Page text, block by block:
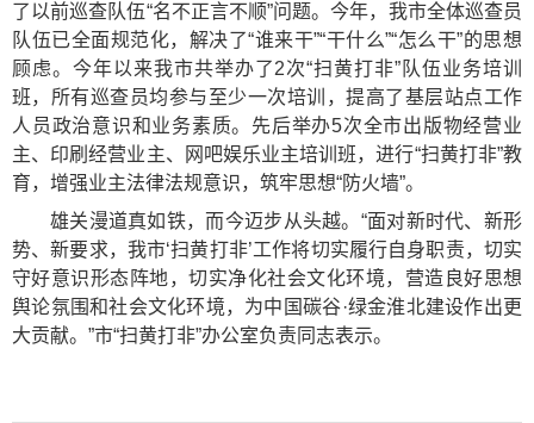
了以前巡查队伍“名不正言不顺”问题。今年，我市全体巡查员
队伍已全面规范化，解决了“谁来干”“干什么”“怎么干”的思想
顾虑。今年以来我市共举办了2次“扫黄打非”队伍业务培训
班，所有巡查员均参与至少一次培训，提高了基层站点工作
人员政治意识和业务素质。先后举办5次全市出版物经营业
主、印刷经营业主、网吧娱乐业主培训班，进行“扫黄打非”教
育，增强业主法律法规意识，筑牢思想“防火墙”。
雄关漫道真如铁，而今迈步从头越。“面对新时代、新形
势、新要求，我市‘扫黄打非’工作将切实履行自身职责，切实
守好意识形态阵地，切实净化社会文化环境，营造良好思想
舆论氛围和社会文化环境，为中国碳谷·绿金淮北建设作出更
大贡献。”市“扫黄打非”办公室负责同志表示。